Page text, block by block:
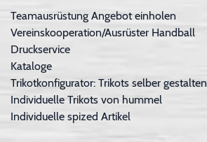
Teamausrüstung Angebot einholen
Vereinskooperation/Ausrüster Handball
Druckservice
Kataloge
Trikotkonfigurator: Trikots selber gestalten
Individuelle Trikots von hummel
Individuelle spized Artikel